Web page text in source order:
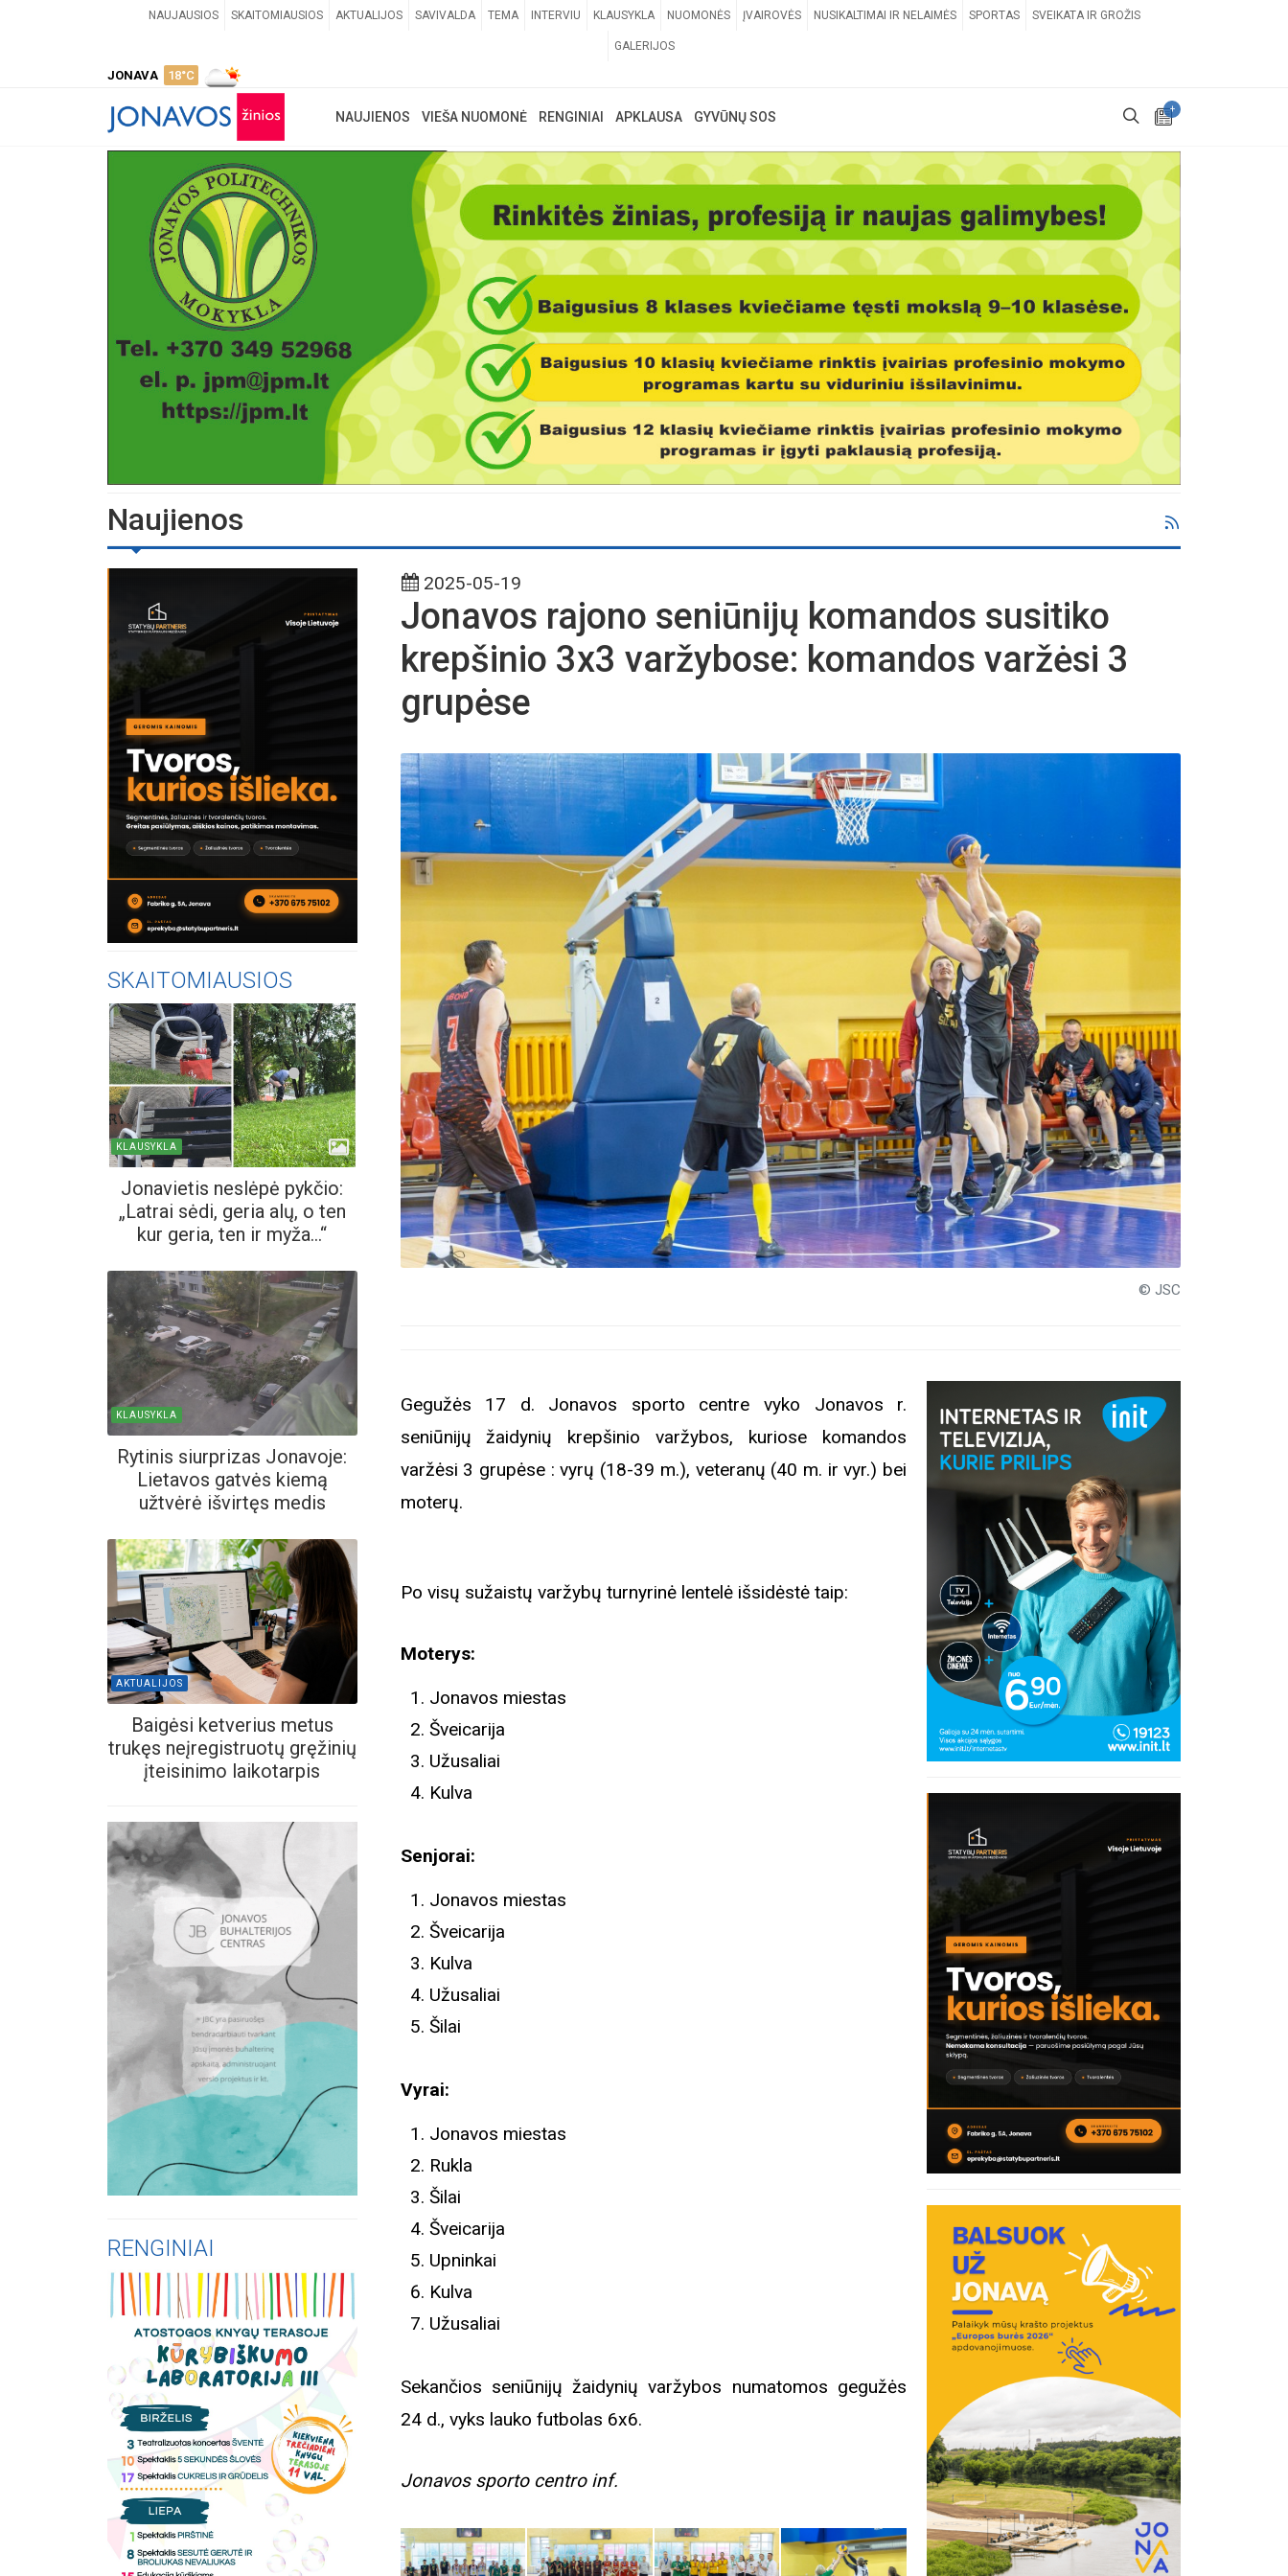
NAUJAUSIOS SKAITOMIAUSIOS AKTUALIJOS SAVIVALDA TEMA INTERVIU KLAUSYKLA NUOMONĖS ĮVAIROVĖS NUSIKALTIMAI IR NELAIMĖS SPORTAS SVEIKATA IR GROŽIS
GALERIJOS
JONAVA 18°C
+
NAUJIENOS VIEŠA NUOMONĖ RENGINIAI APKLAUSA GYVŪNŲ SOS
Naujienos
SKAITOMIAUSIOS
KLAUSYKLA
Jonavietis neslėpė pykčio:
„Latrai sėdi, geria alų, o ten
kur geria, ten ir myža...“
KLAUSYKLA
Rytinis siurprizas Jonavoje:
Lietavos gatvės kiemą
užtvėrė išvirtęs medis
AKTUALIJOS
Baigėsi ketverius metus
trukęs neįregistruotų gręžinių
įteisinimo laikotarpis
RENGINIAI
Biblioteka kviečia į renginius
2025-05-19
Jonavos rajono seniūnijų komandos susitiko
krepšinio 3x3 varžybose: komandos varžėsi 3
grupėse
© JSC
Gegužės 17 d. Jonavos sporto centre vyko Jonavos r.
seniūnijų žaidynių krepšinio varžybos, kuriose komandos
varžėsi 3 grupėse : vyrų (18-39 m.), veteranų (40 m. ir vyr.) bei
moterų.
Po visų sužaistų varžybų turnyrinė lentelė išsidėstė taip:
Moterys:
Jonavos miestas
Šveicarija
Užusaliai
Kulva
Senjorai:
Jonavos miestas
Šveicarija
Kulva
Užusaliai
Šilai
Vyrai:
Jonavos miestas
Rukla
Šilai
Šveicarija
Upninkai
Kulva
Užusaliai
Sekančios seniūnijų žaidynių varžybos numatomos gegužės
24 d., vyks lauko futbolas 6x6.
Jonavos sporto centro inf.